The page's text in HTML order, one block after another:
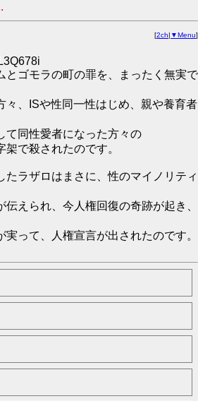
[2ch| ▼Menu]
とゴモラの町の罪を、まったく無実で
々、ISや性同一性はじめ、親や養育者
て同性愛者になった方々の
で殺されたのです。
たラザロはまさに、性のマイノリティ
えられ、今人権回復の奇跡が起き、
って、人権宣言が出されたのです。